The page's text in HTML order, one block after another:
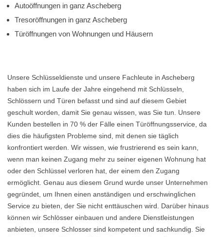
Autoöffnungen in ganz Ascheberg
Tresoröffnungen in ganz Ascheberg
Türöffnungen von Wohnungen und Häusern
Unsere Schlüsseldienste und unsere Fachleute in Ascheberg
haben sich im Laufe der Jahre eingehend mit Schlüsseln,
Schlössern und Türen befasst und sind auf diesem Gebiet
geschult worden, damit Sie genau wissen, was Sie tun. Unsere
Kunden bestellen in 70 % der Fälle einen Türöffnungsservice, da
dies die häufigsten Probleme sind, mit denen sie täglich
konfrontiert werden. Wir wissen, wie frustrierend es sein kann,
wenn man keinen Zugang mehr zu seiner eigenen Wohnung hat
oder den Schlüssel verloren hat, der einem den Zugang
ermöglicht. Genau aus diesem Grund wurde unser Unternehmen
gegründet, um Ihnen einen anständigen und erschwinglichen
Service zu bieten, der Sie nicht enttäuschen wird. Darüber hinaus
können wir Schlösser einbauen und andere Dienstleistungen
anbieten, unsere Schlosser sind kompetent und sachkundig. Sie